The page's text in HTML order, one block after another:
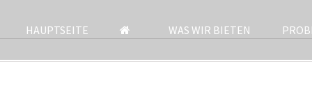
HAUPTSEITE WAS WIR BIETEN